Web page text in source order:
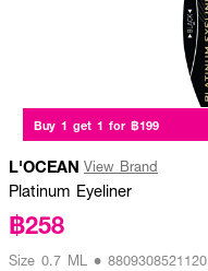
Buy 1 get 1 for ฿199
L'OCEAN View Brand
Platinum Eyeliner
฿258
Size 0.7 ML • 8809308521120